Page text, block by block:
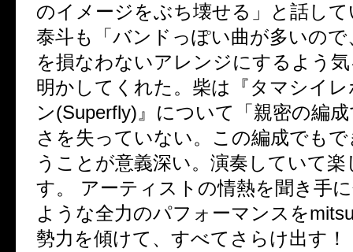
のイメージをぶち壊せる」と話し
泰斗も「バンドっぽい曲が多いので
を損なわないアレンジにするよう
明かしてくれた。柴は『タマシイ
ン(Superfly) 』について「親密の編
さを失っていない。この編成でも
うことが意義深い。演奏していて楽
す。 アーティストの情熱を聞き手
ような全力のパフォーマンスを
勢力を傾けて、すべてさらけ出す